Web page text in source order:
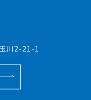
川2-21-1